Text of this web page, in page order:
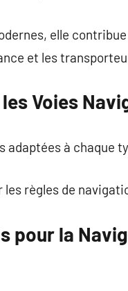
elle
et les
Voies
à chaque
règles de
pour la